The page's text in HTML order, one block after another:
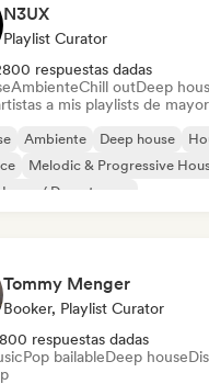
N3UX
Playlist Curator
respuestas dadas
AmbienteChill outDeep
a mis playlists de
Ambiente Deep house
Melodic & Progressive
/ Downtempo
Tommy Menger
Booker, Playlist Curator
respuestas dadas
Pop bailableDeep house